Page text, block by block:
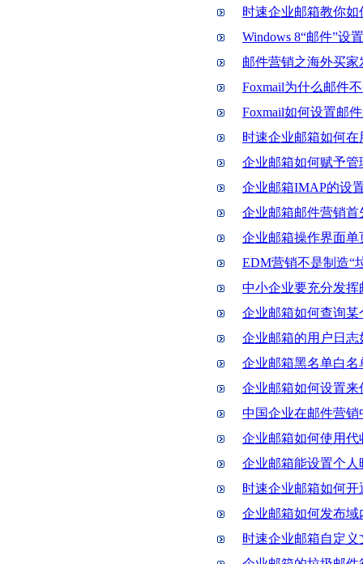
时速企业邮箱教你如
Windows 8“邮件”设
邮件营销之海外买
Foxmail为什么邮件
Foxmail如何设置邮
时速企业邮箱如何
企业邮箱如何赋予管
企业邮箱IMAP的设
企业邮箱邮件营销首
企业邮箱操作界面
EDM营销不是制造“
中小企业要充分发
企业邮箱如何查询
企业邮箱的用户日志
企业邮箱黑名单白名
企业邮箱如何设置来
中国企业在邮件营销
企业邮箱如何使用代
企业邮箱能设置个
时速企业邮箱如何
企业邮箱如何发布域
时速企业邮箱自定